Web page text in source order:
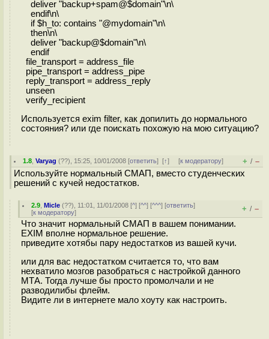
deliver "backup+spam@$domain"\n\
endif\n\
if $h_to: contains "@mydomain"\n\
then\n\
deliver "backup@$domain"\n\
endif
file_transport = address_file
pipe_transport = address_pipe
reply_transport = address_reply
unseen
verify_recipient
Используется exim filter, как допилить до нормального
состояния? или где поискать похожую на мою ситуацию?
1.8 ,Varyag (??), 15:25, 10/01/2008 [ответить][↑] [к модератору] + / –
Используйте нормальный СМАП, вместо студенческих
решений с кучей недостатков.
2.9 ,Micle (??), 11:01, 11/01/2008 [^] [^^] [^^^] [ответить]
[к модератору] + / –
Что значит нормальный СМАП в вашем понимании.
EXIM вполне нормальное решение.
приведите хотябы пару недостатков из вашей кучи.
или для вас недостатком считается то, что вам
нехватило мозгов разобраться с настройкой данного
МТА. Тогда лучше бы просто промолчали и не
разводилибы флейм.
Видите ли в интернете мало хоуту как настроить.